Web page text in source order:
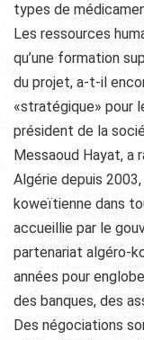
types de
Les ressources
qu’une formation
du projet, a-t-il
«stratégique» pour
président de la
Messaoud Hayat, a
Algérie depuis
koweïtienne dans
accueillie par le
partenariat algéro-
années pour
des banques, des
Des négociations